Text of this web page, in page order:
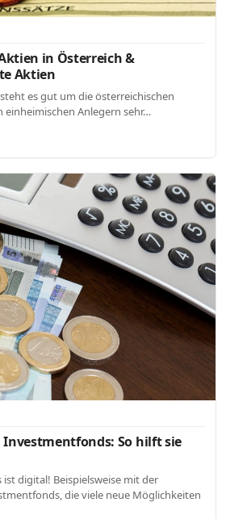
in Österreich &
Aktien
es gut um die österreichischen
einheimischen Anlegern sehr…
So hilft sie
ist digital! Beispielsweise mit der
die viele neue Möglichkeiten